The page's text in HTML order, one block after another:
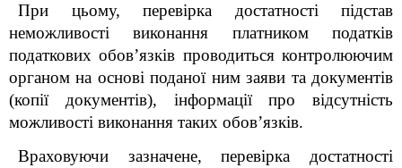
При цьому, перевірка достатності підстав
неможливості виконання платником податків
податкових обов’язків проводиться контролюючим
органом на основіподаної ним заяви та документів
(копії документів), інформації про відсутність
можливості виконання таких обов’язків.
Враховуючи зазначене, перевірка достатності